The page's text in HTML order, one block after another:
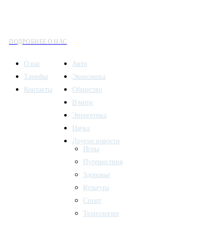
ПОДРОБНЕЕ О НАС
О нас
Тарифы
Контакты
Авто
Экономика
Общество
В мире
Энергетика
Наука
Другие новости
Игры
Путешествия
Здоровье
Культура
Спорт
Технологии